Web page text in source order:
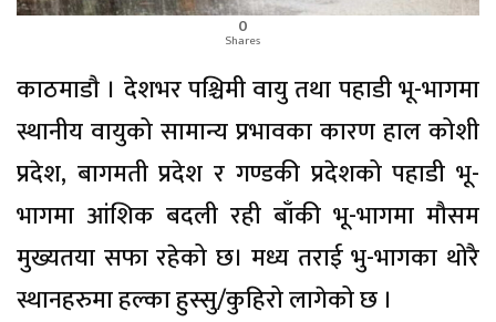
0
Shares
काठमाडाै । देशभर पश्चिमी वायु तथा पहाडी भू-भागमा
स्थानीय वायुको सामान्य प्रभावका कारण हाल कोशी
प्रदेश, बागमती प्रदेश र गण्डकी प्रदेशको पहाडी भू-
भागमा आंशिक बदली रही बाँकी भू-भागमा मौसम
मुख्यतया सफा रहेको छ। मध्य तराई भु-भागका थोरै
स्थानहरुमा हल्का हुस्सु/कुहिरो लागेको छ ।